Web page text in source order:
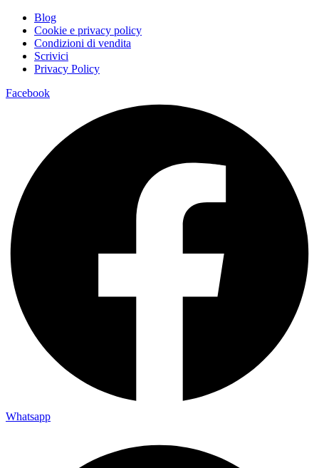
Blog
Cookie e privacy policy
Condizioni di vendita
Scrivici
Privacy Policy
Facebook
Whatsapp